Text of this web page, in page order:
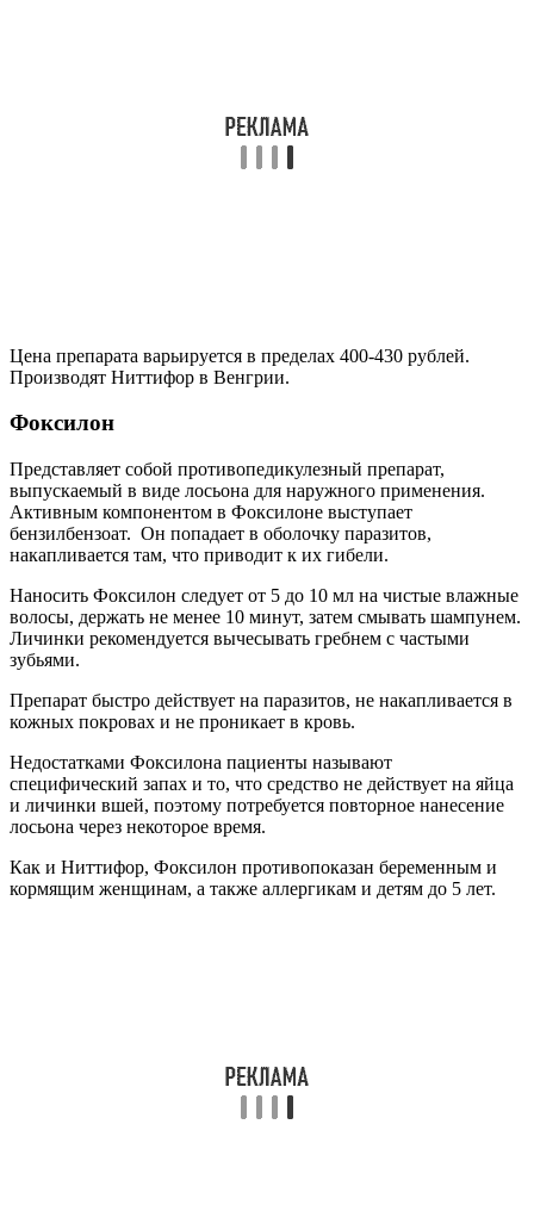
Цена препарата варьируется в пределах 400-430 рублей.
Производят Ниттифор в Венгрии.
Фоксилон
Представляет собой противопедикулезный препарат,
выпускаемый в виде лосьона для наружного применения.
Активным компонентом в Фоксилоне выступает
бензилбензоат. Он попадает в оболочку паразитов,
накапливается там, что приводит к их гибели.
Наносить Фоксилон следует от 5 до 10 мл на чистые влажные
волосы, держать не менее 10 минут, затем смывать шампунем.
Личинки рекомендуется вычесывать гребнем с частыми
зубьями.
Препарат быстро действует на паразитов, не накапливается в
кожных покровах и не проникает в кровь.
Недостатками Фоксилона пациенты называют
специфический запах и то, что средство не действует на яйца
и личинки вшей, поэтому потребуется повторное нанесение
лосьона через некоторое время.
Как и Ниттифор, Фоксилон противопоказан беременным и
кормящим женщинам, а также аллергикам и детям до 5 лет.